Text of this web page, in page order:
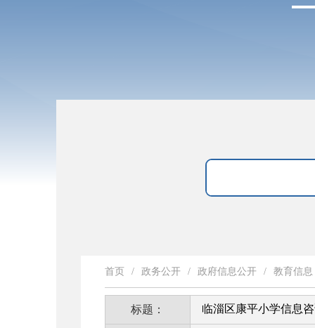
首页 / 政务公开 / 政府信息公开 / 教育信息
标题： 临淄区康平小学信息